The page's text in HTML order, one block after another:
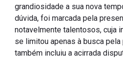
grandiosidade a sua nova
dúvida, foi marcada pela
notavelmente talentosos, cuja
se limitou apenas à busca
também incluiu a acirrada